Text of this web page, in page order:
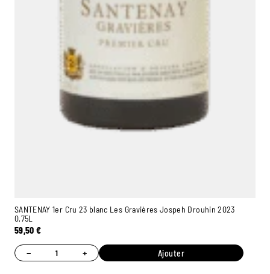
SANTENAY 1er Cru 23 blanc Les Gravières Jospeh Drouhin 2023
0,75L
59,50€
− + Ajouter